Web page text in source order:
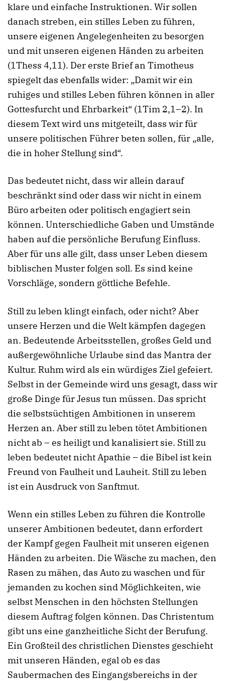
klare und einfache Instruktionen. Wir sollen
danach streben, ein stilles Leben zu führen,
unsere eigenen Angelegenheiten zu besorgen
und mit unseren eigenen Händen zu arbeiten
(1Thess 4,11). Der erste Brief an Timotheus
spiegelt das ebenfalls wider: „Damit wir ein
ruhiges und stilles Leben führen können in aller
Gottesfurcht und Ehrbarkeit“ (1Tim 2,1–2). In
diesem Text wird uns mitgeteilt, dass wir für
unsere politischen Führer beten sollen, für „alle,
die in hoher Stellung sind“.
Das bedeutet nicht, dass wir allein darauf
beschränkt sind oder dass wir nicht in einem
Büro arbeiten oder politisch engagiert sein
können. Unterschiedliche Gaben und Umstände
haben auf die persönliche Berufung Einfluss.
Aber für uns alle gilt, dass unser Leben diesem
biblischen Muster folgen soll. Es sind keine
Vorschläge, sondern göttliche Befehle.
Still zu leben klingt einfach, oder nicht? Aber
unsere Herzen und die Welt kämpfen dagegen
an. Bedeutende Arbeitsstellen, großes Geld und
außergewöhnliche Urlaube sind das Mantra der
Kultur. Ruhm wird als ein würdiges Ziel gefeiert.
Selbst in der Gemeinde wird uns gesagt, dass wir
große Dinge für Jesus tun müssen. Das spricht
die selbstsüchtigen Ambitionen in unserem
Herzen an. Aber still zu leben tötet Ambitionen
nicht ab – es heiligt und kanalisiert sie. Still zu
leben bedeutet nicht Apathie – die Bibel ist kein
Freund von Faulheit und Lauheit. Still zu leben
ist ein Ausdruck von Sanftmut.
Wenn ein stilles Leben zu führen die Kontrolle
unserer Ambitionen bedeutet, dann erfordert
der Kampf gegen Faulheit mit unseren eigenen
Händen zu arbeiten. Die Wäsche zu machen, den
Rasen zu mähen, das Auto zu waschen und für
jemanden zu kochen sind Möglichkeiten, wie
selbst Menschen in den höchsten Stellungen
diesem Auftrag folgen können. Das Christentum
gibt uns eine ganzheitliche Sicht der Berufung.
Ein Großteil des christlichen Dienstes geschieht
mit unseren Händen, egal ob es das
Saubermachen des Eingangsbereichs in der